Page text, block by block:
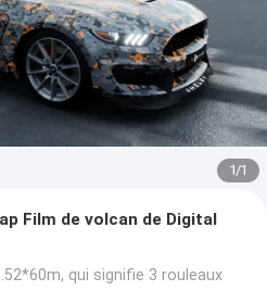
1/1
Film de volcan de Digital
qui signifie 3 rouleaux